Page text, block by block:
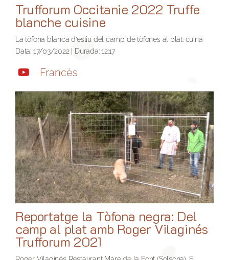
Trufforum Occitanie 2022 Truffe
blanche cuisine
La tòfona blanca d’estiu del camp de tòfones al plat: cuina
Data: 17/03/2022 | Durada: 12:17
Francès
Reportatge la Tòfona negra: Del
camp al plat amb Roger Vilaginés
Trufforum 2021